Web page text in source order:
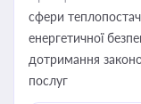
сфери
енергетичної
дотримання
послуг